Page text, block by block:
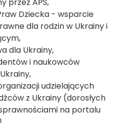
Dziecka - wsparcie
dla rodzin w Ukrainy i
dla Ukrainy,
i naukowców
udzielających
z Ukrainy (dorosłych
na portalu